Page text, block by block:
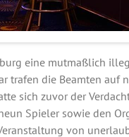
eine mutmaßlich
trafen die Beamten
sich zuvor der
Spieler sowie den
von